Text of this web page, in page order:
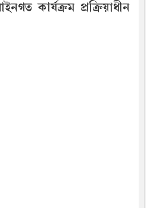
কার্যক্রম প্রক্রিয়াধীন